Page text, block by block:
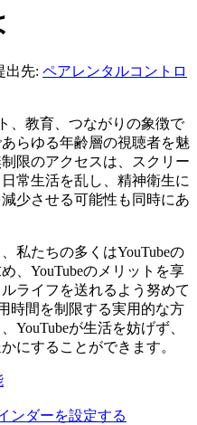
出先: ペアレンタルコントロ
、教育、つながりの象徴で
らゆる年齢層の視聴者を魅
限のアクセスは、スクリー
常生活を乱し、精神衛生に
少させる可能性も同時にあ
私たちの多くはYouTubeの
、YouTubeのメリットを享
ライフを送れるよう努めて
時間を制限する実用的な方
YouTubeが生活を妨げず、
にすることができます。
ンダーを設定する